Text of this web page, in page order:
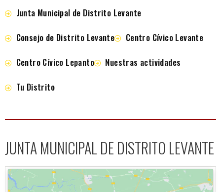
Junta Municipal de Distrito Levante
Consejo de Distrito Levante
Centro Cívico Levante
Centro Cívico Lepanto
Nuestras actividades
Tu Distrito
JUNTA MUNICIPAL DE DISTRITO LEVANTE